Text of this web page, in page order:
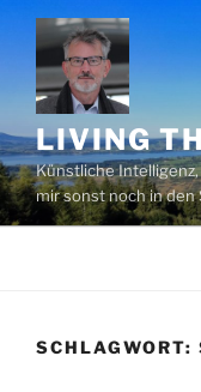
Zum
Inhalt
springen
LIVING
Künstliche
mir sonst noch in den
SCHLAGWORT: